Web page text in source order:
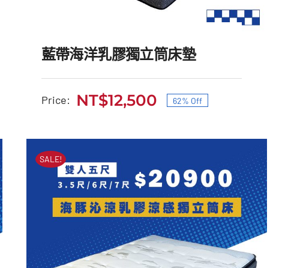
藍帶海洋乳膠獨立筒床墊
NT$33,000
始
價
格：
NT$33,000。
NT$12,500
前
價
格：
NT$12,500。
藍帶海洋乳膠獨立筒床墊
Price:
原
始
格：
NT$33,000。
NT$12,500
目
前
格：
NT$12,500。
62% Off
SALE!